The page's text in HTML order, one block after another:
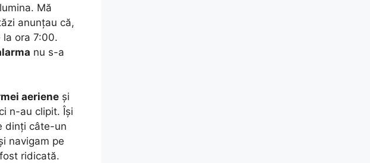
Mă
anunțau că,
ora 7:00.
nu s-a
aeriene și
n-au clipit. Își
dinți câte-un
navigam pe
ridicată.